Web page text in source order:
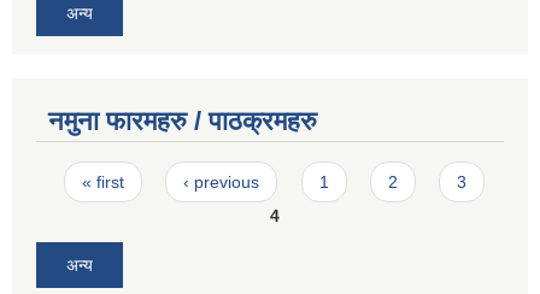
अन्य
नमुना फारमहरु / पाठक्रमहरु
Pages
« first ‹ previous 1 2
3
4
अन्य